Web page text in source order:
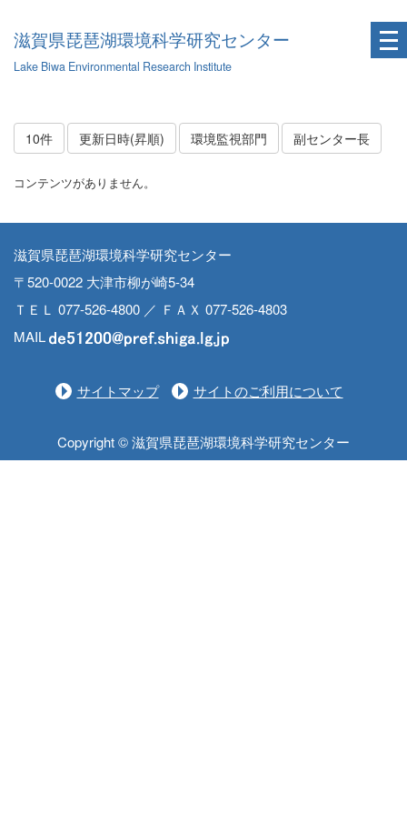
滋賀県琵琶湖環境科学研究センター
Lake Biwa Environmental Research Institute
10件 更新日時(昇順) 環境監視部門 副センター長
コンテンツがありません。
滋賀県琵琶湖環境科学研究センター
〒520-0022 大津市柳が崎5-34
ＴＥＬ 077-526-4800 ／ ＦＡＸ 077-526-4803
MAIL
サイトマップ サイトのご利用について
Copyright © 滋賀県琵琶湖環境科学研究センター